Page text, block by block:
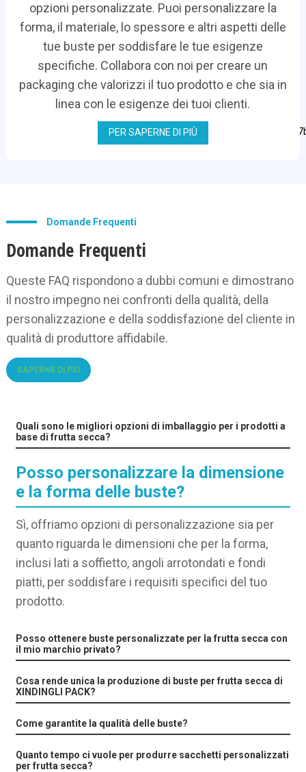
opzioni personalizzate. Puoi personalizzare la
forma, il materiale, lo spessore e altri aspetti delle
tue buste per soddisfare le tue esigenze
specifiche. Collabora con noi per creare un
packaging che valorizzi il tuo prodotto e che sia in
linea con le esigenze dei tuoi clienti.
PER SAPERNE DI PIÙ
Domande Frequenti
Domande Frequenti
Queste FAQ rispondono a dubbi comuni e dimostrano
il nostro impegno nei confronti della qualità, della
personalizzazione e della soddisfazione del cliente in
qualità di produttore affidabile.
SAPERNE DI PIÙ
Quali sono le migliori opzioni di imballaggio per i prodotti a
base di frutta secca?
Posso personalizzare la dimensione
e la forma delle buste?
Sì, offriamo opzioni di personalizzazione sia per
quanto riguarda le dimensioni che per la forma,
inclusi lati a soffietto, angoli arrotondati e fondi
piatti, per soddisfare i requisiti specifici del tuo
prodotto.
Posso ottenere buste personalizzate per la frutta secca con
il mio marchio privato?
Cosa rende unica la produzione di buste per frutta secca di
XINDINGLI PACK?
Come garantite la qualità delle buste?
Quanto tempo ci vuole per produrre sacchetti personalizzati
per frutta secca?